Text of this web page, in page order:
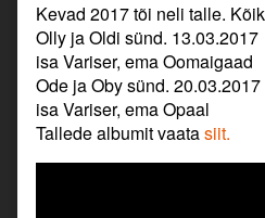
Kevad 2017 tõi neli talle.
Olly ja Oldi sünd. 13.03.2017
isa Variser, ema Oomaigaad
Ode ja Oby sünd. 20.03.2017
isa Variser, ema Opaal
Tallede albumit vaatasiit.